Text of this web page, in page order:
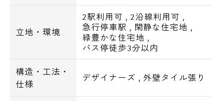
■光インターネット対応
■駐輪場 登録料￥2.200（税込）
■駐車場 月額28.600円～34.100円（税込）
※台数に制限がある為、空き状況等はご確認
立地・環境
2駅利用可 ,2沿線利用可 ,
急行停車駅 , 閑静な住宅地 ,
緑豊かな住宅地 ,
バス停徒歩3分以内
構造・工法・
仕様
デザイナーズ , 外壁タイル張り